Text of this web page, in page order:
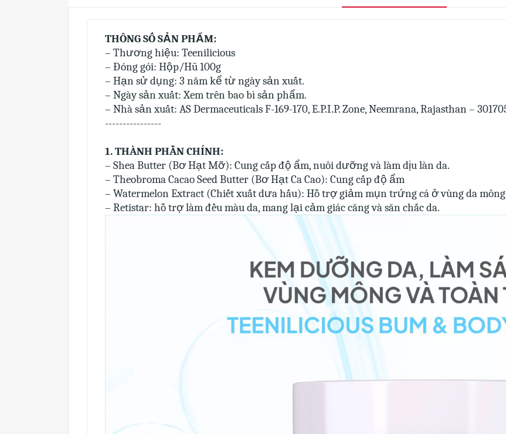
THÔNG SỐ SẢN PHẨM:
– Thương hiệu: Teenilicious
– Đóng gói: Hộp/Hũ 100g
– Hạn sử dụng: 3 năm kể từ ngày sản xuất.
– Ngày sản xuất: Xem trên bao bì sản phẩm.
– Nhà sản xuất: AS Dermaceuticals F-169-170, E.P.I.P. Zone, Neemrana, Rajasthan –
----------------
1. THÀNH PHẦN CHÍNH:
– Shea Butter (Bơ Hạt Mỡ): Cung cấp độ ẩm, nuôi dưỡng và làm dịu làn da.
– Theobroma Cacao Seed Butter (Bơ Hạt Ca Cao): Cung cấp độ ẩm
– Watermelon Extract (Chiết xuất dưa hấu): Hỗ trợ giảm mụn trứng cá ở vùng da
– Retistar: hỗ trợ làm đều màu da, mang lại cảm giác căng và săn chắc da.